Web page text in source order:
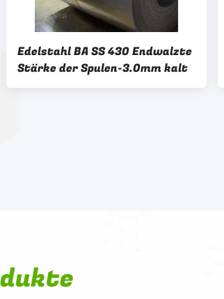
Edelstahl BA SS 430 Endwalzte
Stärke der Spulen-3.0mm kalt